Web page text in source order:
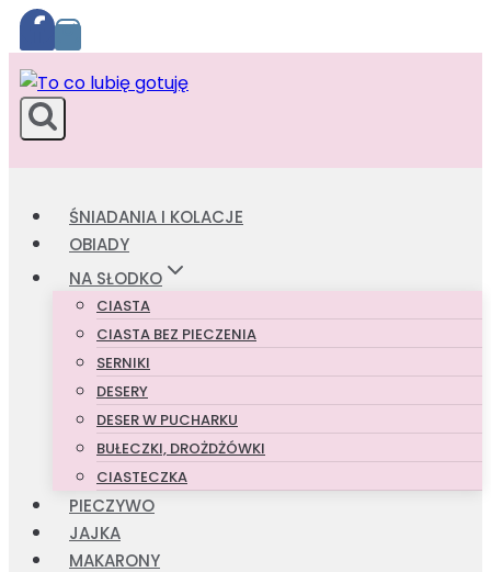
Przejdź
do
treści
ŚNIADANIA I KOLACJE
OBIADY
NA SŁODKO
CIASTA
CIASTA BEZ PIECZENIA
SERNIKI
DESERY
DESER W PUCHARKU
BUŁECZKI, DROŻDŻÓWKI
CIASTECZKA
PIECZYWO
JAJKA
MAKARONY